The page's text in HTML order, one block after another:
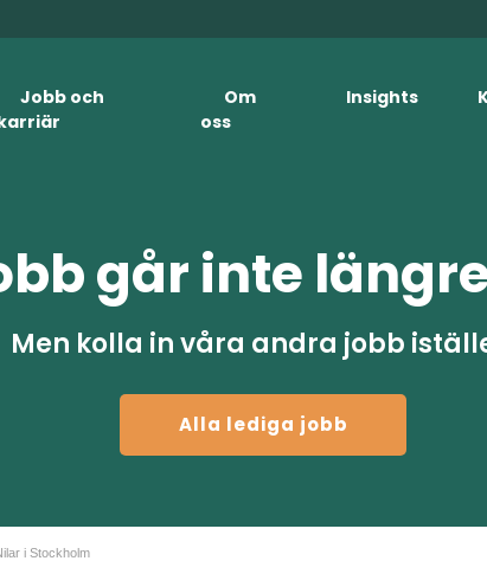
Jobb och
Om
oss
Insights
går inte
Men kolla in våra andra jobb
Alla lediga jobb
i Stockholm